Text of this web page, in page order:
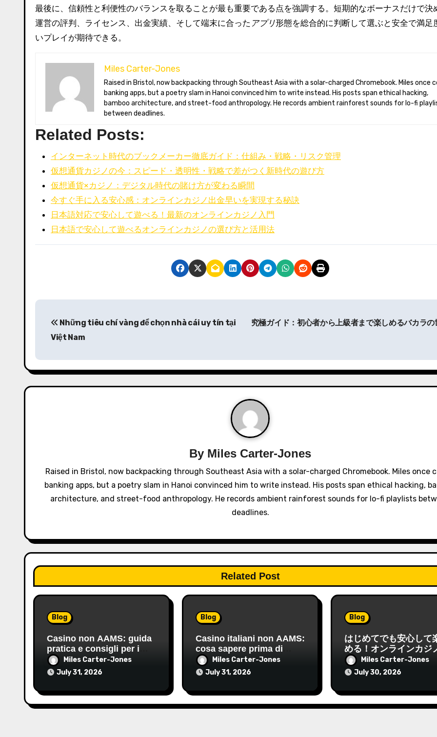
最後に、信頼性と利便性のバランスを取ることが最も重要である点を強調する。短期的なボーナスだけで決
運営の評判、ライセンス、出金実績、そして端末に合った アプリ形態を総合的に判断して選ぶと安全で満足
いプレイが期待できる。
Miles Carter-Jones
Raised in Bristol, now backpacking through Southeast Asia with a solar-charged Chromebook. Miles once coded
banking apps, but a poetry slam in Hanoi convinced him to write instead. His posts span ethical hacking,
bamboo architecture, and street-food anthropology. He records ambient rainforest sounds for lo-fi
between deadlines.
Related Posts:
インターネット時代のブックメーカー徹底ガイド：仕組み・戦略・リスク管理
仮想通貨カジノの今：スピード・透明性・戦略で差がつく新時代の遊び方
仮想通貨×カジノ：デジタル時代の賭け方が変わる瞬間
今すぐ手に入る安心感：オンラインカジノ出金早いを実現する秘訣
日本語対応で安心して遊べる！最新のオンラインカジノ入門
日本語で安心して遊べるオンラインカジノの選び方と活用法
t
n
o
n
Những tiêu chí vàng để chọn nhà cái uy tín tại
Việt Nam
究極ガイド：初心者から上級者まで楽しめるバカラの
By Miles Carter-Jones
Raised in Bristol, now backpacking through Southeast Asia with a solar-charged Chromebook. Miles once
banking apps, but a poetry slam in Hanoi convinced him to write instead. His posts span ethical hacking,
architecture, and street-food anthropology. He records ambient rainforest sounds for lo-fi playlists
deadlines.
Related Post
Blog
Casino non AAMS: guida
pratica e consigli per i
giocatori italiani
Miles Carter-Jones
July 31, 2026
Blog
Casino italiani non AAMS:
cosa sapere prima di
giocare e come orientarsi
Miles Carter-Jones
July 31, 2026
Blog
はじめてでも安心して
める！オンラインカジ
基本と実践ガイド
Miles Carter-Jones
July 30, 2026